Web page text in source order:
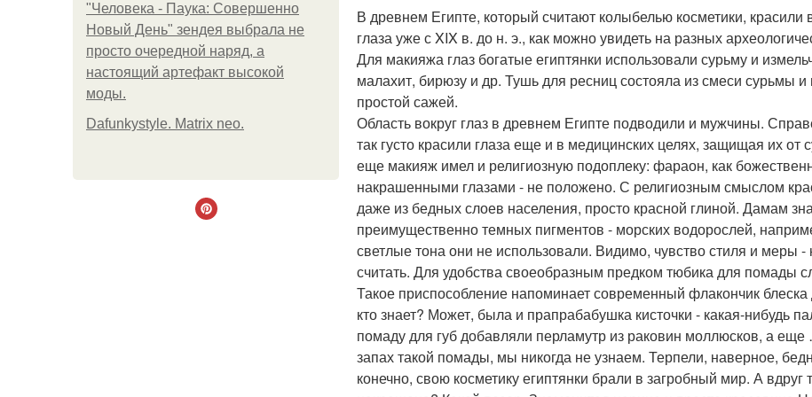
"Человека - Паука: Совершенно
Новый День" зендея выбрала не
просто очередной наряд, а
настоящий артефакт высокой
моды.
Dafunkystyle. Matrix neo.
В древнем Египте, который считают колыбелью косметики,
глаза уже с XIX в. до н. э., как можно увидеть на разных
Для макияжа глаз богатые египтянки использовали сурьму и
малахит, бирюзу и др. Тушь для ресниц состояла из смеси сурьмы
простой сажей.
Область вокруг глаз в древнем Египте подводили и мужчины.
так густо красили глаза еще и в медицинских целях, защищая их от
еще макияж имел и религиозную подоплеку: фараон, как
накрашенными глазами - не положено. С религиозным смыслом
даже из бедных слоев населения, просто красной глиной. Дамам
преимущественно темных пигментов - морских водорослей,
светлые тона они не использовали. Видимо, чувство стиля и меры
считать. Для удобства своеобразным предком тюбика для помады
Такое приспособление напоминает современный флакончик блеска
кто знает? Может, была и прапрабабушка кисточки - какая-нибудь
помаду для губ добавляли перламутр из раковин моллюсков, а
запах такой помады, мы никогда не узнаем. Терпели, наверное,
конечно, свою косметику египтянки брали в загробный мир. А